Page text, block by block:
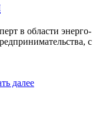
в области энерго-
с
далее